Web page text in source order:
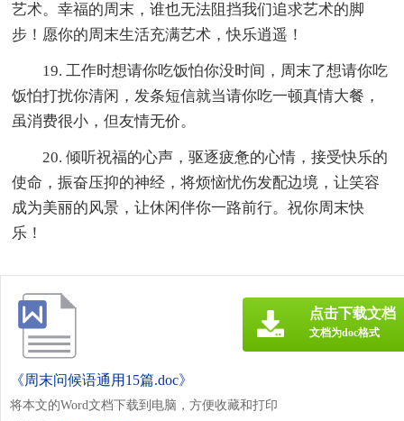
艺术。幸福的周末，谁也无法阻挡我们追求艺术的脚
步！愿你的周末生活充满艺术，快乐逍遥！
19. 工作时想请你吃饭怕你没时间，周末了想请你吃
饭怕打扰你清闲，发条短信就当请你吃一顿真情大餐，
虽消费很小，但友情无价。
20. 倾听祝福的心声，驱逐疲惫的心情，接受快乐的
使命，振奋压抑的神经，将烦恼忧伤发配边境，让笑容
成为美丽的风景，让休闲伴你一路前行。祝你周末快
乐！
《周末问候语通用15篇.doc》
将本文的Word文档下载到电脑，方便收藏和打印
点击下载文档
文档为doc格式